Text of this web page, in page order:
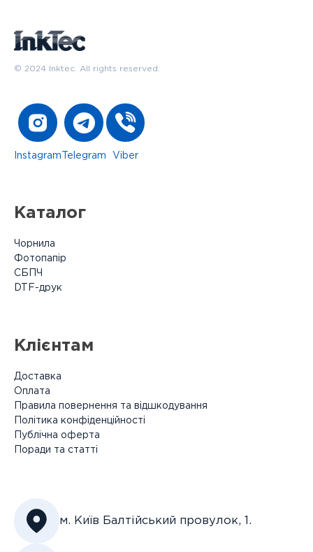
© 2024 Inktec. All rights reserved.
Instagram Telegram Viber
Каталог
Чорнила
Фотопапір
СБПЧ
DTF-друк
Клієнтам
Доставка
Оплата
Правила повернення та відшкодування
Політика конфіденційності
Публічна оферта
Поради та статті
м. Київ Балтійський провулок, 1.